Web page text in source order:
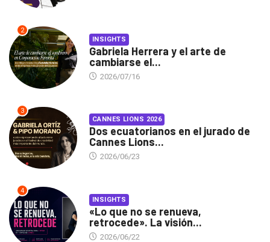
2
INSIGHTS
Gabriela Herrera y el arte de
cambiarse el...
2026/07/16
3
CANNES LIONS 2026
Dos ecuatorianos en el jurado de
Cannes Lions...
2026/06/23
4
INSIGHTS
«Lo que no se renueva,
retrocede». La visión...
2026/06/22